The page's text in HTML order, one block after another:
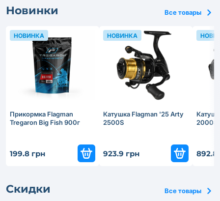
Новинки Все товары
Прикормка Flagman
Tregaron Big Fish 900г
199.8 грн
НОВИНКА
Катушка Flagman '25 Arty
2500S
923.9 грн
НОВИНКА
2000S
892.8
Скидки Все товары